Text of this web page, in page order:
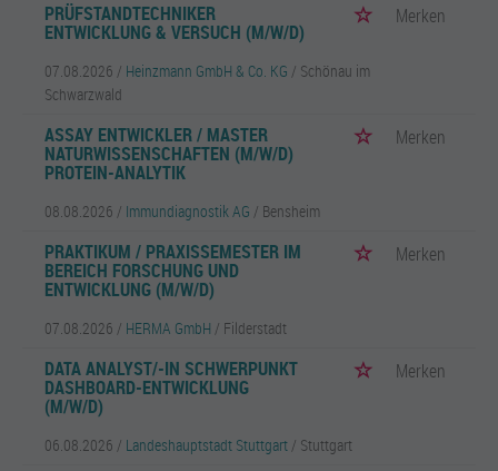
PRÜFSTANDTECHNIKER
ENTWICKLUNG & VERSUCH (M/W/D)
Merken
07.08.2026 / Heinzmann GmbH & Co. KG / Schönau im
Schwarzwald
ASSAY ENTWICKLER / MASTER
NATURWISSENSCHAFTEN (M/W/D)
PROTEIN-ANALYTIK
Merken
08.08.2026 / Immundiagnostik AG / Bensheim
PRAKTIKUM / PRAXISSEMESTER IM
BEREICH FORSCHUNG UND
ENTWICKLUNG (M/W/D)
Merken
07.08.2026 / HERMA GmbH / Filderstadt
DATA ANALYST/-IN SCHWERPUNKT
DASHBOARD-ENTWICKLUNG
(M/W/D)
Merken
06.08.2026 / Landeshauptstadt Stuttgart / Stuttgart